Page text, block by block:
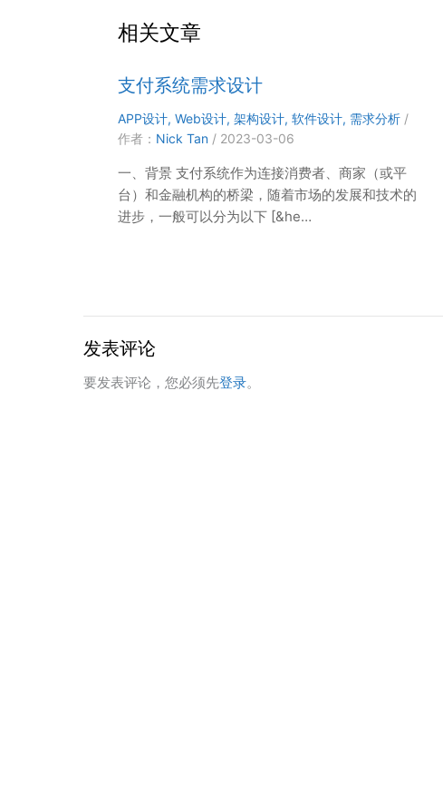
相关文章
支付系统需求设计
APP设计, Web设计, 架构设计, 软件设计, 需求分析/
作者： Nick Tan/ 2023-03-06
一、背景 支付系统作为连接消费者、商家（或平
台）和金融机构的桥梁，随着市场的发展和技术的
进步，一般可以分为以下 [&he…
发表评论
要发表评论，您必须先登录。